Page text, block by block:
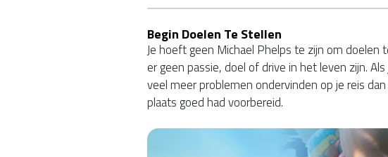
Begin Doelen Te Stellen
Je hoeft geen Michael Phelps te zijn om doelen
er geen passie, doel of drive in het leven zijn.
veel meer problemen ondervinden op je reis
plaats goed had voorbereid.